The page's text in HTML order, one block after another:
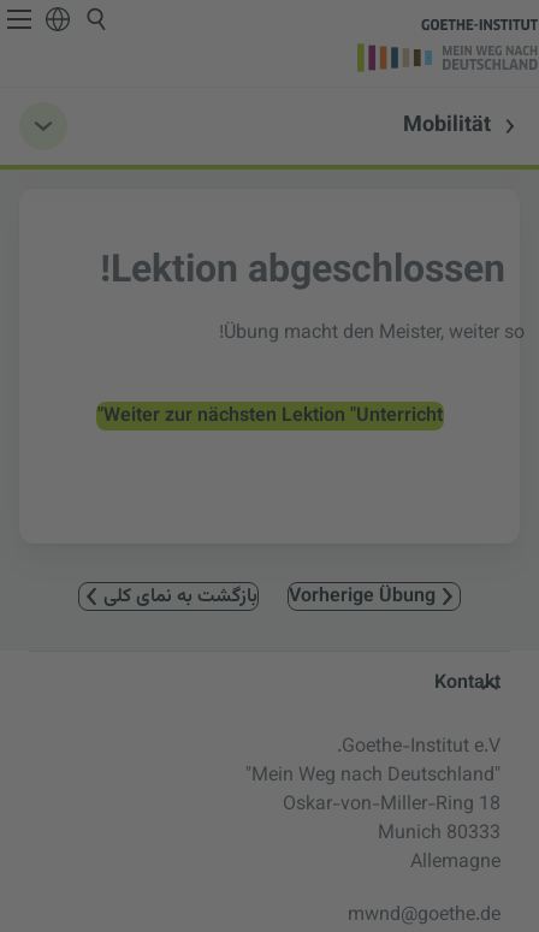
Mobilität
Lektion abgeschlossen!
Übung macht den Meister, weiter so!
Weiter zur nächsten Lektion "Unterricht"
Vorherige Übung بازگشت به نمای کلی
Service- und Informationsbereich
Kontakt
Goethe-Institut e.V.
"Mein Weg nach Deutschland"
Oskar-von-Miller-Ring 18
80333 Munich
Allemagne
mwnd@goethe.de